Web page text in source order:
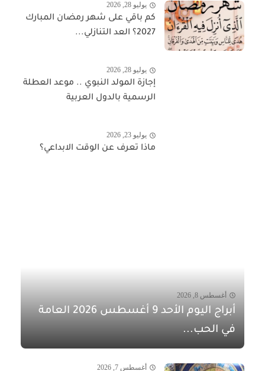
يوليو 28, 2026
كم باقي على شهر رمضان المبارك
2027؟ العد التنازلي...
يوليو 28, 2026
إجازة المولد النبوي .. موعد العطلة
الرسمية بالدول العربية
يوليو 23, 2026
ماذا تعرف عن الوقت الابداعي؟
أغسطس 8, 2026
أبراج اليوم الأحد 9 أغسطس 2026 العامة
في الحب...
أغسطس 7, 2026